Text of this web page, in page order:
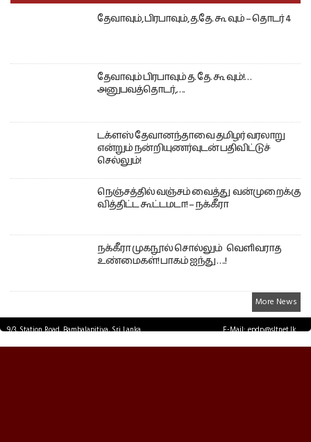
தேவாவும், பிரபாவும், த.தே. கூ வும் – தொடர் 4
தேவாவும் பிரபாவும் த. தே. கூ வும்!…
அனுபவத்தொடர்,….
டக்ளஸ் தேவானந்தாவை தமிழர் வரலாறு
என்றும் நன்றியுணர்வுடன் பதிவிட்டுச்
செல்லும்!
நெஞ்சத்தில் வஞ்சம் வைத்து வன்முறைக்கு
வித்திட்ட கூட்டமடா! – நக்கீரா
நக்கீரா முகநூல் சொல்லும் வெளிவராத
உண்மைகள்! பாகம் ஐந்து ….!
More News
9/3, Station Road, Bambalapitiya, Sri Lanka.
E-Mail: epdp@sltnet.lk